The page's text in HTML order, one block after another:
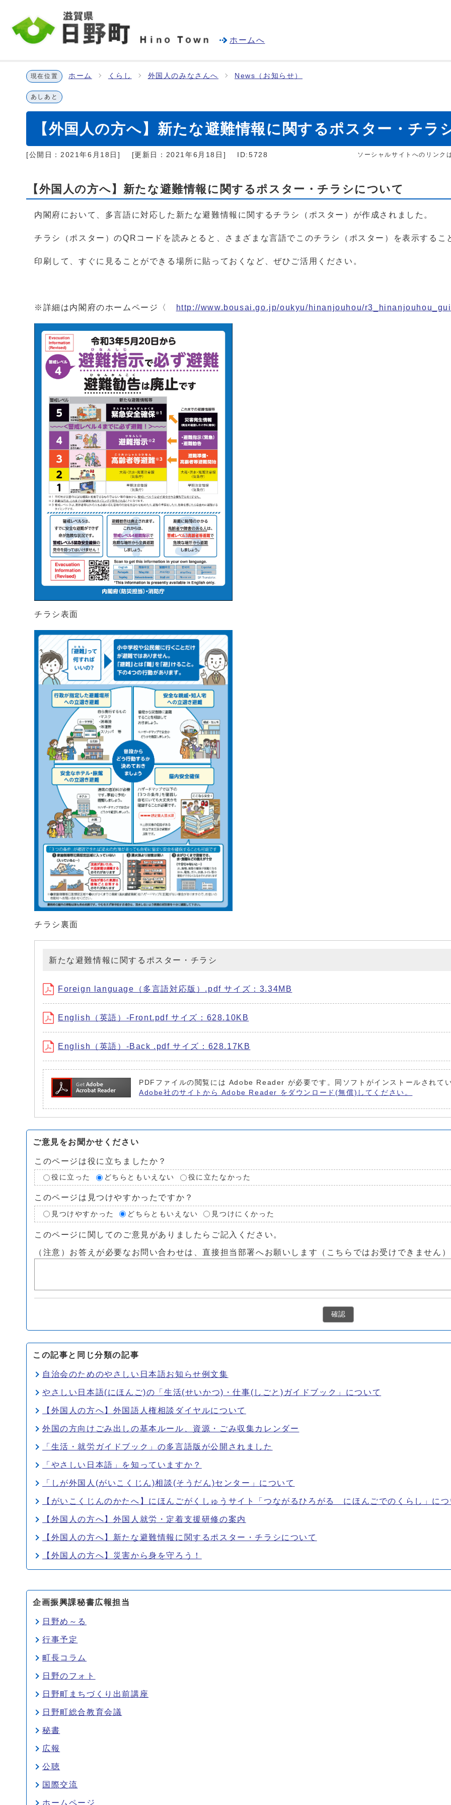
ホームへ
現在位置 ホーム くらし 外国人のみなさんへ News（お知らせ）
あしあと
【外国人の方へ】新たな避難情報に関するポスター・チラ
[公開日： 2021年6月18日 ] [更新日： 2021年6月18日 ] ID:5728 ソーシャルサイトへのリンク
【外国人の方へ】新たな避難情報に関するポスター・チラシについて
内閣府において、多言語に対応した新たな避難情報に関するチラシ（ポスター）が作成されました。
チラシ（ポスター）のQRコードを読みとると、さまざまな言語でこのチラシ（ポスター）を表示するこ
印刷して、すぐに見ることができる場所に貼っておくなど、ぜひご活用ください。
※詳細は内閣府のホームページ〈 http://www.bousai.go.jp/oukyu/hinanjouhou/
チラシ表面
チラシ裏面
新たな避難情報に関するポスター・チラシ
Foreign language（多言語対応版）.pdf サイズ：3.34MB
English（英語）-Front.pdf サイズ：628.10KB
English（英語）-Back .pdf サイズ：628.17KB
PDFファイルの閲覧には Adobe Reader が必要です。同ソフトがインストールされて
Adobe社のサイトから Adobe Reader をダウンロード(無償)してください。
ご意見をお聞かせください
このページは役に立ちましたか？
役に立った どちらともいえない 役に立たなかった
このページは見つけやすかったですか？
見つけやすかった どちらともいえない 見つけにくかった
このページに関してのご意見がありましたらご記入ください。
（注意）お答えが必要なお問い合わせは、直接担当部署へお願いします（こちらではお受けできません
確認
この記事と同じ分類の記事
自治会のためのやさしい日本語お知らせ例文集
やさしい日本語(にほんご)の「生活(せいかつ)・仕事(しごと)ガイドブック」について
【外国人の方へ】外国語人権相談ダイヤルについて
外国の方向けごみ出しの基本ルール、資源・ごみ収集カレンダー
「生活・就労ガイドブック」の多言語版が公開されました
「やさしい日本語」を知っていますか？
「しが外国人(がいこくじん)相談(そうだん)センター」について
【がいこくじんのかたへ】にほんごがくしゅうサイト「つながるひろがる にほんごでのくらし」に
【外国人の方へ】外国人就労・定着支援研修の案内
【外国人の方へ】新たな避難情報に関するポスター・チラシについて
【外国人の方へ】災害から身を守ろう！
企画振興課秘書広報担当
日野め～る
行事予定
町長コラム
日野のフォト
日野町まちづくり出前講座
日野町総合教育会議
秘書
広報
公聴
国際交流
ホームページ